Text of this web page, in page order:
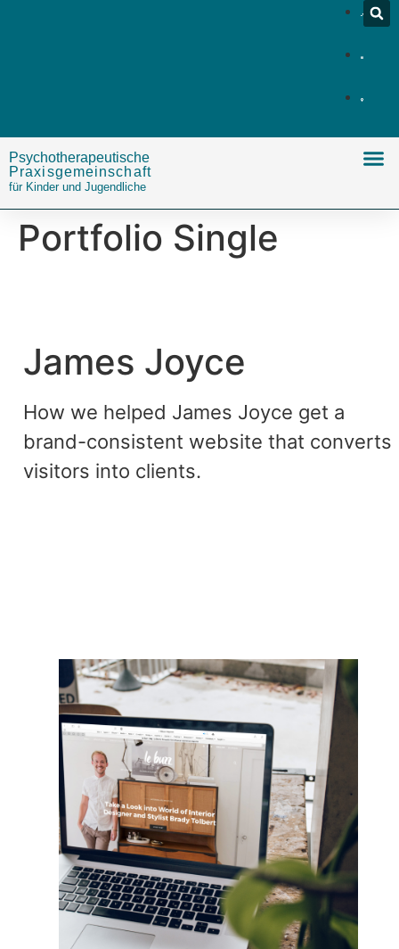
Psychotherapeutische
Praxisgemeinschaft
für Kinder und Jugendliche
Portfolio Single
James Joyce
How we helped James Joyce get a
brand-consistent website that converts
visitors into clients.